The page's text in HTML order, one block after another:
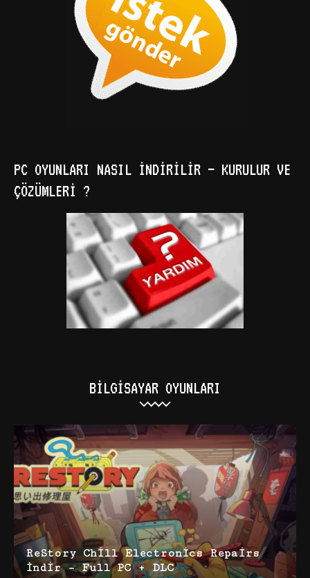
PC OYUNLARI NASIL İNDIRILIR – KURULUR VE
ÇÖZÜMLERI ?
BILGISAYAR OYUNLARI
ReStory Chill Electronics Repairs
İndir – Full PC + DLC